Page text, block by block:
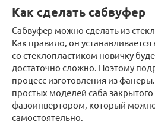
Как сделать сабвуфер
Сабвуфер можно сделать из
Как правило, он
со стеклопластиком новичку
достаточно сложно. Поэтому
процесс изготовления из
простых моделей саба закрытого
фазоинвертором, который
самостоятельно.